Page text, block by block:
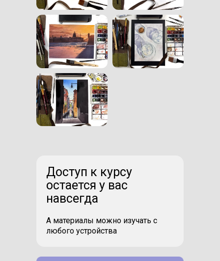
Доступ к курсу
остается у вас
навсегда
А материалы можно изучать с
любого устройства